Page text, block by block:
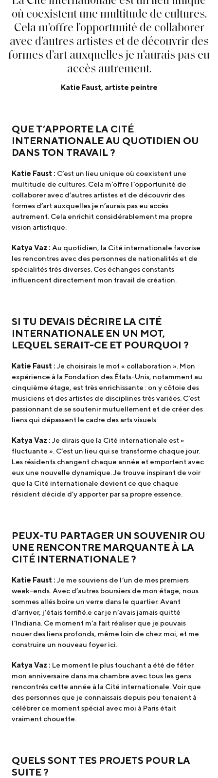
où coexistent une multitude de cultures.
Cela m'offre l'opportunité de collaborer
avec d'autres artistes et de découvrir des
formes d'artauxquelles je n'aurais pas eu
accès autrement.
Katie Faust, artiste peintre
QUE T’APPORTE LA CITÉ
INTERNATIONALE AU QUOTIDIEN OU
DANS TON TRAVAIL ?
Katie Faust : C’est un lieu unique où coexistent une
multitude de cultures. Cela m’offre l’opportunité de
collaborer avec d’autres artistes et de découvrir des
formes d’art auxquelles je n’aurais pas eu accès
autrement. Cela enrichit considérablement ma propre
vision artistique.
Katya Vaz : Au quotidien, la Cité internationale favorise
les rencontres avec des personnes de nationalités et de
spécialités très diverses. Ces échanges constants
influencent directement mon travail de création.
SI TU DEVAIS DÉCRIRE LA CITÉ
INTERNATIONALE EN UN MOT,
LEQUEL SERAIT-CE ET POURQUOI ?
Katie Faust : Je choisirais le mot « collaboration ». Mon
expérience à la Fondation des États-Unis, notamment au
cinquième étage, est très enrichissante : on y côtoie des
musiciens et des artistes de disciplines très variées. C’est
passionnant de se soutenir mutuellement et de créer des
liens qui dépassent le cadre des arts visuels.
Katya Vaz : Je dirais que la Cité internationale est «
fluctuante ». C’est un lieu qui se transforme chaque jour.
Les résidents changent chaque année et emportent avec
eux une nouvelle dynamique. Je trouve inspirant de voir
que la Cité internationale devient ce que chaque
résident décide d’y apporter par sa propre essence.
PEUX-TU PARTAGER UN SOUVENIR OU
UNE RENCONTRE MARQUANTE À LA
CITÉ INTERNATIONALE ?
Katie Faust : Je me souviens de l’un de mes premiers
week-ends. Avec d’autres boursiers de mon étage, nous
sommes allés boire un verre dans le quartier. Avant
d’arriver, j’étais terrifié.e car je n’avais jamais quitté
l’Indiana. Ce moment m’a fait réaliser que je pouvais
nouer des liens profonds, même loin de chez moi, et me
construire un nouveau foyer ici.
Katya Vaz : Le moment le plus touchant a été de fêter
mon anniversaire dans ma chambre avec tous les gens
rencontrés cette année à la Cité internationale. Voir que
des personnes que je connaissais depuis peu tenaient à
célébrer ce moment spécial avec moi à Paris était
vraiment chouette.
QUELS SONT TES PROJETS POUR LA
SUITE ?